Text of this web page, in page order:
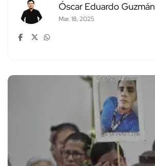
Óscar Eduardo Guzmán
Mar. 18, 2025